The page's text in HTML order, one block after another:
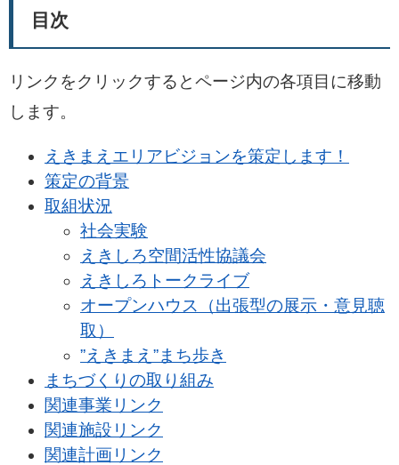
目次
リンクをクリックするとページ内の各項目に移動
します。
えきまえエリアビジョンを策定します！
策定の背景
取組状況
社会実験
えきしろ空間活性協議会
えきしろトークライブ
オープンハウス（出張型の展示・意見聴
取）
”えきまえ”まち歩き
まちづくりの取り組み
関連事業リンク
関連施設リンク
関連計画リンク